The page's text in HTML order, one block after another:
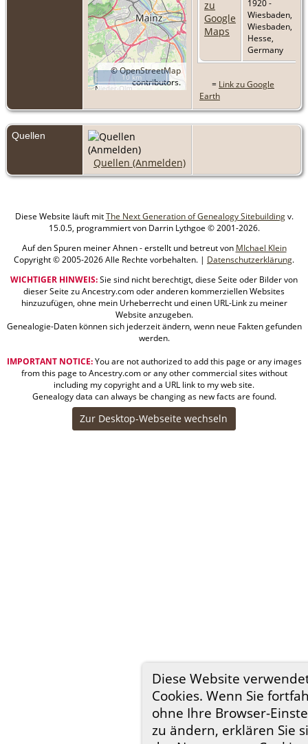
Diese Website
Cookies. Wenn Sie
ohne Ihre Browser-
zu ändern, erklären Sie
©OpenStreetMap
contributors.
10 km
1920 -
Wiesbaden,
Wiesbaden,
Hesse,
Germany
= Link zu Google
Earth
Quellen
Quellen (Anmelden)
Diese Website läuft mitThe Next Generation of Genealogy Sitebuildingv.
15.0.5, programmiert von Darrin Lythgoe © 2001-2026.
Auf den Spuren meiner Ahnen - erstellt und betreut von MIchael Klein
Copyright © 2005-2026 Alle Rechte vorbehalten. | Datenschutzerklärung.
WICHTIGER HINWEIS:Sie sind nicht berechtigt, diese Seite oder Bilder von
dieser Seite zu Ancestry.com oder anderen kommerziellen Websites
hinzuzufügen, ohne mein Urheberrecht und einen URL-Link zu meiner
Website anzugeben.
Genealogie-Daten können sich jederzeit ändern, wenn neue Fakten gefunden
werden.
IMPORTANT NOTICE:You are not authorized to add this page or any images
from this page to Ancestry.com or any other commercial sites without
including my copyright and a URL link to my web site.
Genealogy data can always be changing as new facts are found.
Zur Desktop-Webseite wechseln